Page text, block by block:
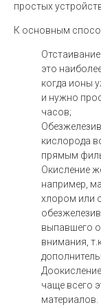
простых
К основным
это
когда ионы
и нужно
часов;
кислорода
прямым
Окисление
например,
хлором или
выпавшего
внимания,
чаще всего
материалов.